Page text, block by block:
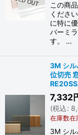
この商
くださ
に特に
バーミ
す。 …
3M シ
位切売
7,332
(税込:
在庫数在
3M シ